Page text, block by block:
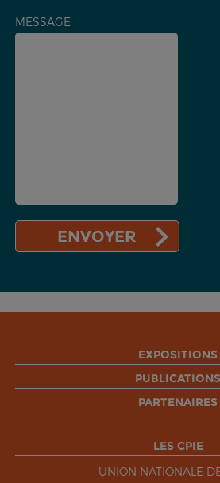
MESSAGE
EXPOSITIONS
PUBLICATIONS
PARTENAIRES
LES CPIE
UNION NATIONALE